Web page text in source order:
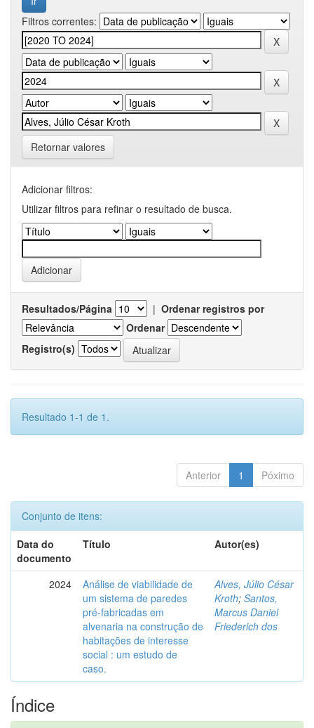
Filtros correntes:
Retornar valores
Adicionar filtros:
Utilizar filtros para refinar o resultado de busca.
Resultados/Página | Ordenar registros por
Ordenar
Registro(s)
Resultado 1-1 de 1.
Anterior 1 Póximo
Conjunto de itens:
Data do
documento
Título Autor(es)
2024
Análise de viabilidade de
um sistema de paredes
pré-fabricadas em
alvenaria na construção de
habitações de interesse
social : um estudo de
caso.
Alves, Júlio César
Kroth; Santos,
Marcus Daniel
Friederich dos
Índice